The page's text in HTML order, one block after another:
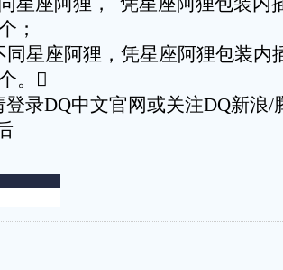
；
星座阿狸，凭星座阿狸包装内
。
录DQ中文官网或关注DQ新浪/